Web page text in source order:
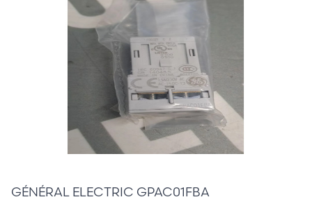
GÉNÉRAL ELECTRIC GPAC01FBA